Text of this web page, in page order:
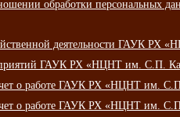
обработки персональных
деятельности ГАУК РХ
ГАУК РХ «НЦНТ им. С.П.
о работе ГАУК РХ «НЦНТ им.
о работе ГАУК РХ «НЦНТ им.